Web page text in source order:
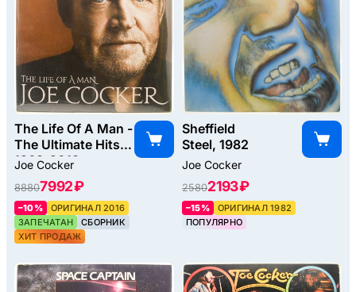
The Life Of A Man -
The Ultimate Hits
1968-2013
Joe Cocker
88807992 ₽
–10%
ОРИГИНАЛ 2016
ЗАПЕЧАТАН
СБОРНИК
ХИТ ПРОДАЖ
Sheffield
Steel, 1982
Joe Cocker
25802193 ₽
–15%
ОРИГИНАЛ 1982
ПОПУЛЯРНО